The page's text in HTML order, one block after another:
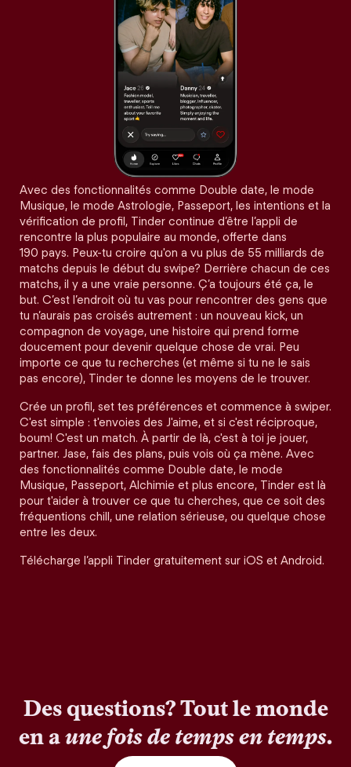
Avec des fonctionnalités comme Double date, le mode
Musique, le mode Astrologie, Passeport, les intentions et la
vérification de profil, Tinder continue d’être l’appli de
rencontre la plus populaire au monde, offerte dans
190 pays. Peux-tu croire qu'on a vu plus de 55 milliards de
matchs depuis le début du swipe? Derrière chacun de ces
matchs, il y a une vraie personne. Ç’a toujours été ça, le
but. C’est l’endroit où tu vas pour rencontrer des gens que
tu n’aurais pas croisés autrement : un nouveau kick, un
compagnon de voyage, une histoire qui prend forme
doucement pour devenir quelque chose de vrai. Peu
importe ce que tu recherches (et même si tu ne le sais
pas encore), Tinder te donne les moyens de le trouver.
Crée un profil, set tes préférences et commence à swiper.
C'est simple : t'envoies des J'aime, et si c'est réciproque,
boum! C'est un match. À partir de là, c'est à toi je jouer,
partner. Jase, fais des plans, puis vois où ça mène. Avec
des fonctionnalités comme Double date, le mode
Musique, Passeport, Alchimie et plus encore, Tinder est là
pour t'aider à trouver ce que tu cherches, que ce soit des
fréquentions chill, une relation sérieuse, ou quelque chose
entre les deux.
Télécharge l’appli Tinder gratuitement sur iOS et Android.
Des questions? Tout le monde
en aune fois de temps en temps.